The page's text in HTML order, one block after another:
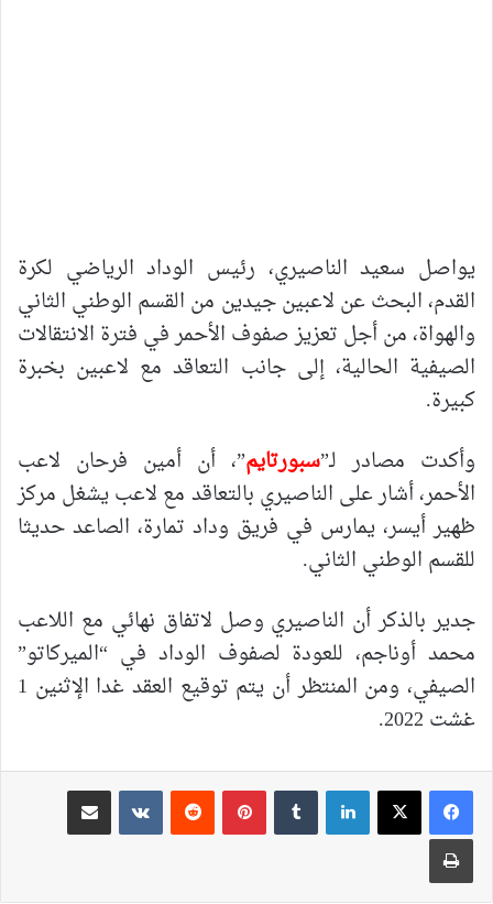
يواصل سعيد الناصيري، رئيس الوداد الرياضي لكرة
القدم، البحث عن لاعبين جيدين من القسم الوطني الثاني
والهواة، من أجل تعزيز صفوف الأحمر في فترة الانتقالات
الصيفية الحالية، إلى جانب التعاقد مع لاعبين بخبرة
كبيرة.
وأكدت مصادر لـ”سبورتايم”، أن أمين فرحان لاعب
الأحمر، أشار على الناصيري بالتعاقد مع لاعب يشغل مركز
ظهير أيسر، يمارس في فريق وداد تمارة، الصاعد حديثا
للقسم الوطني الثاني.
جدير بالذكر أن الناصيري وصل لاتفاق نهائي مع اللاعب
محمد أوناجم، للعودة لصفوف الوداد في “الميركاتو”
الصيفي، ومن المنتظر أن يتم توقيع العقد غدا الإثنين 1
غشت 2022.
لينكدإن بينتيريست
مشاركة عبر البريد
طباعة